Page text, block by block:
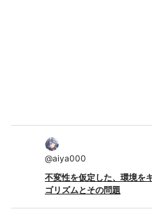
@aiya000
不変性を仮定した、環境を
ゴリズムとその問題